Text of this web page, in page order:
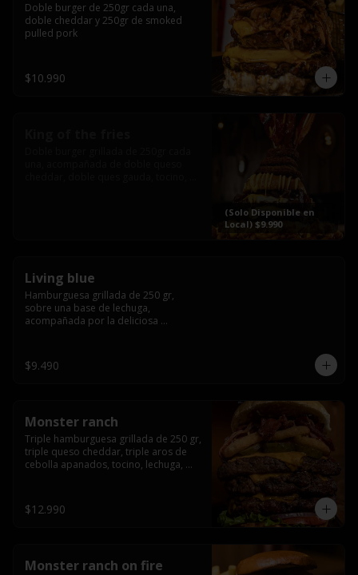
Doble burger de 250gr cada una,
doble cheddar y 250gr de smoked
pulled pork
$10.990
(Solo Disponible en
Local) $9.990
Living blue
Hamburguesa grillada de 250 gr,
sobre una base de lechuga,
acompañada por la deliciosa
wisky jack daniels y salsa de miel.-
$9.490
Monster ranch
Triple hamburguesa grillada de 250 gr,
triple queso cheddar, triple aros de
cebolla apanados, tocino, lechuga,
$12.990
Monster ranch on fire